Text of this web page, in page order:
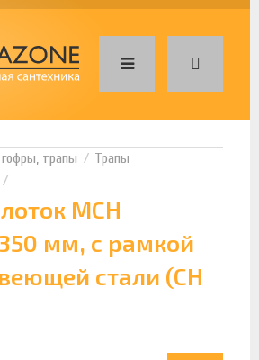
трапы
Трапы
MCH
мм, с рамкой
стали (CH